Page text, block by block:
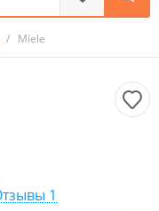
/ Miele
1